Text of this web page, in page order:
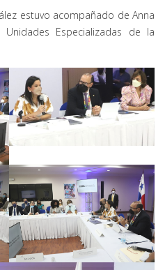
estuvo acompañado de Anna
Especializadas de la